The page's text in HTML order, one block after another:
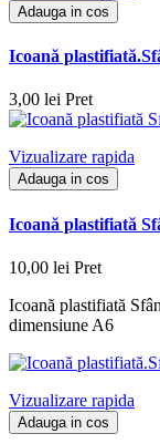
Adauga in cos
Icoană
3,00 lei Pret
Vizualizare rapida
Adauga in cos
Icoană plastifiată
10,00 lei Pret
Icoană plastifiată
dimensiune A6
Vizualizare rapida
Adauga in cos